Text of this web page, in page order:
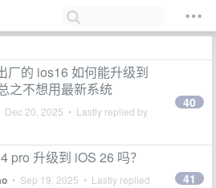
厂的 ios16 如何能升级到
之不想用最新系统
Dec 20, 2025 • Lastly replied by
40
pro 升级到 iOS 26 吗？
• Sep 19, 2025 • Lastly replied
41